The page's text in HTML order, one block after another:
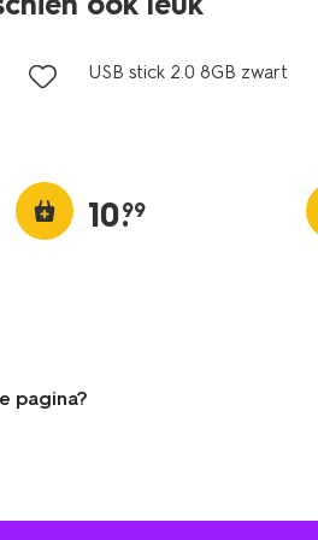
USB stick 2.0 8GB zwart
10.
99
pagina?